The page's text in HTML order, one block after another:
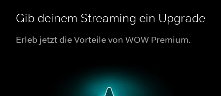
Gib deinem Streaming ein Upgrade
Erleb jetzt die Vorteile von WOW Premium.